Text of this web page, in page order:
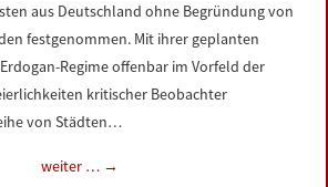
aus Deutschland ohne Begründung von
festgenommen. Mit ihrer geplanten
Regime offenbar im Vorfeld der
kritischer Beobachter
von Städten…
weiter … →